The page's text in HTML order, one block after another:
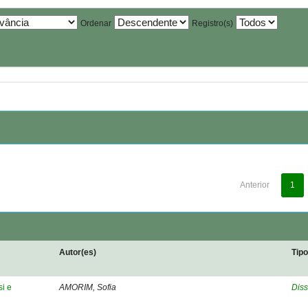
Ordenar Registro(s)
Anterior 1
Autor(es) Tipo
e AMORIM, Sofia